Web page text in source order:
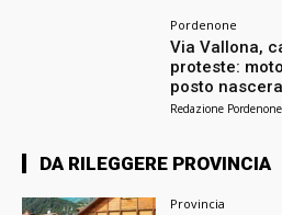
Pordenone
Via Vallona,
proteste:
posto
Redazione Pordenone
DA RILEGGERE PROVINCIA
Provincia